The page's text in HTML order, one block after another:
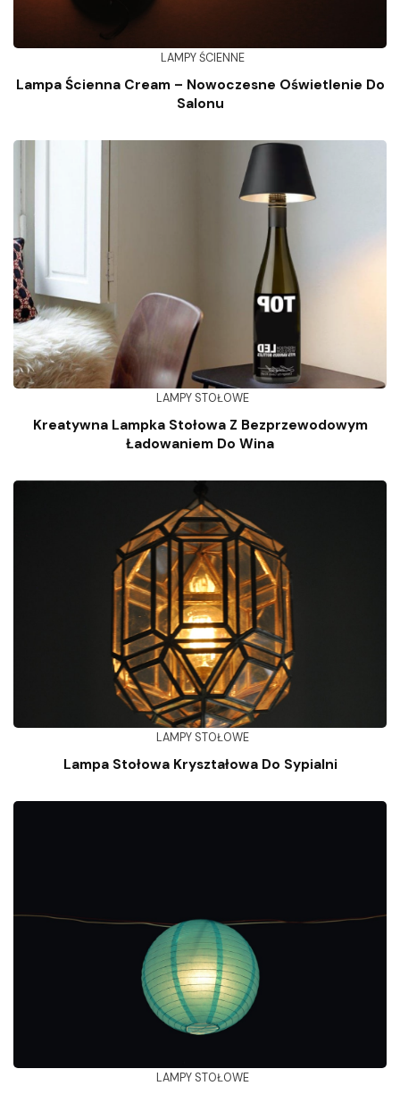
LAMPY ŚCIENNE
Lampa Ścienna Cream – Nowoczesne Oświetlenie Do
Salonu
LAMPY STOŁOWE
Kreatywna Lampka Stołowa Z Bezprzewodowym
Ładowaniem Do Wina
LAMPY STOŁOWE
Lampa Stołowa Kryształowa Do Sypialni
LAMPY STOŁOWE